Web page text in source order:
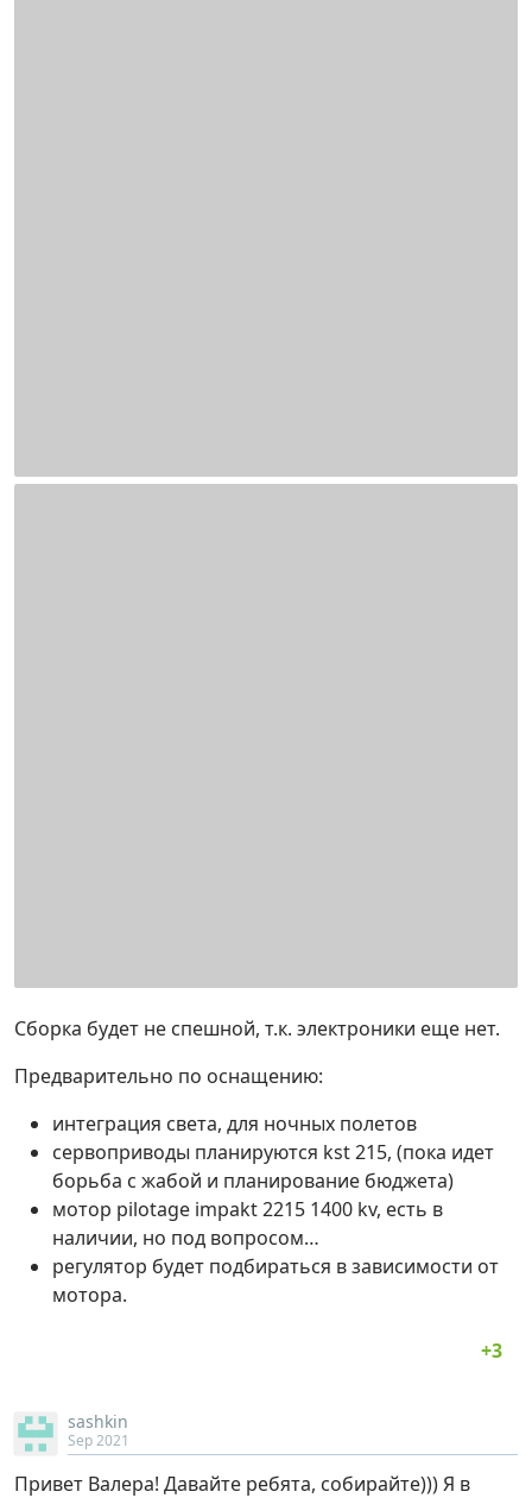
Сборка будет не спешной, т.к. электроники еще нет.
Предварительно по оснащению:
интеграция света, для ночных полетов
сервоприводы планируются kst 215, (пока идет
борьба с жабой и планирование бюджета)
мотор pilotage impakt 2215 1400 kv, есть в
наличии, но под вопросом…
регулятор будет подбираться в зависимости от
мотора.
sashkin
Sep 2021
Привет Валера! Давайте ребята, собирайте))) Я в